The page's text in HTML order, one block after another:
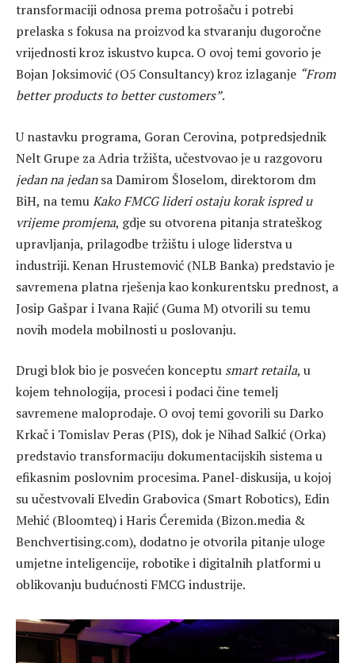
transformaciji odnosa prema potrošaču i potrebi
prelaska s fokusa na proizvod ka stvaranju dugoročne
vrijednosti kroz iskustvo kupca. O ovoj temi govorio je
Bojan Joksimović (O5 Consultancy) kroz izlaganje “From
better products to better customers”.
U nastavku programa, Goran Cerovina, potpredsjednik
Nelt Grupe za Adria tržišta, učestvovao je u razgovoru
jedan na jedansa Damirom Šloselom, direktorom dm
BiH, na temuKako FMCG lideri ostaju korak ispred u
vrijeme promjena, gdje su otvorena pitanja strateškog
upravljanja, prilagodbe tržištu i uloge liderstva u
industriji. Kenan Hrustemović (NLB Banka) predstavio je
savremena platna rješenja kao konkurentsku prednost, a
Josip Gašpar i Ivana Rajić (Guma M) otvorili su temu
novih modela mobilnosti u poslovanju.
Drugi blok bio je posvećen konceptu smart retaila, u
kojem tehnologija, procesi i podaci čine temelj
savremene maloprodaje. O ovoj temi govorili su Darko
Krkač i Tomislav Peras (PIS), dok je Nihad Salkić (Orka)
predstavio transformaciju dokumentacijskih sistema u
efikasnim poslovnim procesima. Panel-diskusija, u kojoj
su učestvovali Elvedin Grabovica (Smart Robotics), Edin
Mehić (Bloomteq) i Haris Ćeremida (Bizon.media &
Benchvertising.com), dodatno je otvorila pitanje uloge
umjetne inteligencije, robotike i digitalnih platformi u
oblikovanju budućnosti FMCG industrije.